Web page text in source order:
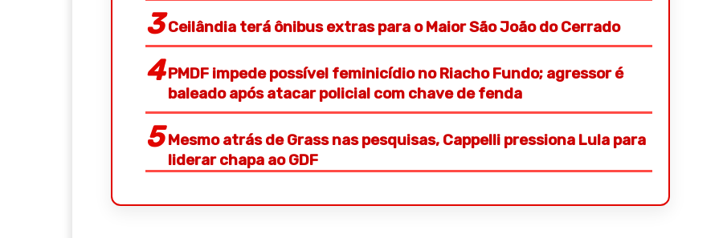
Ceilândia terá ônibus extras para o Maior São João do Cerrado
PMDF impede possível feminicídio no Riacho Fundo; agressor é
baleado após atacar policial com chave de fenda
Mesmo atrás de Grass nas pesquisas, Cappelli pressiona Lula para
liderar chapa ao GDF